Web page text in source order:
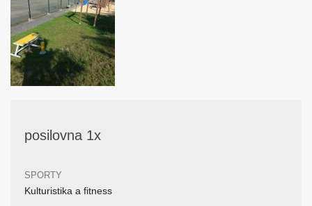
posilovna 1x
SPORTY
Kulturistika a fitness